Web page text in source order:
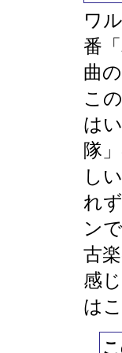
ワ
番
曲
こ
は
隊
し
れ
ン
古
感
は